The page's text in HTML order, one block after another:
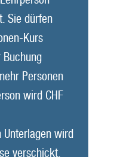
Sie dürfen
Kurs
Personen
wird CHF
Unterlagen wird
verschickt.